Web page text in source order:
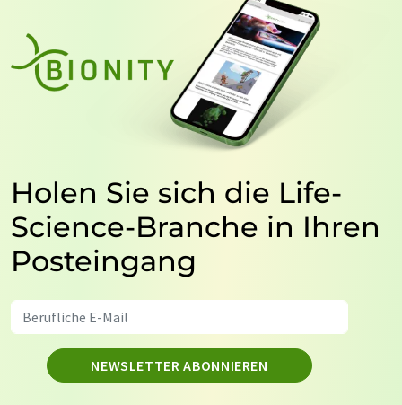
Holen Sie sich die Life-
Science-Branche in Ihren
Posteingang
NEWSLETTER ABONNIEREN